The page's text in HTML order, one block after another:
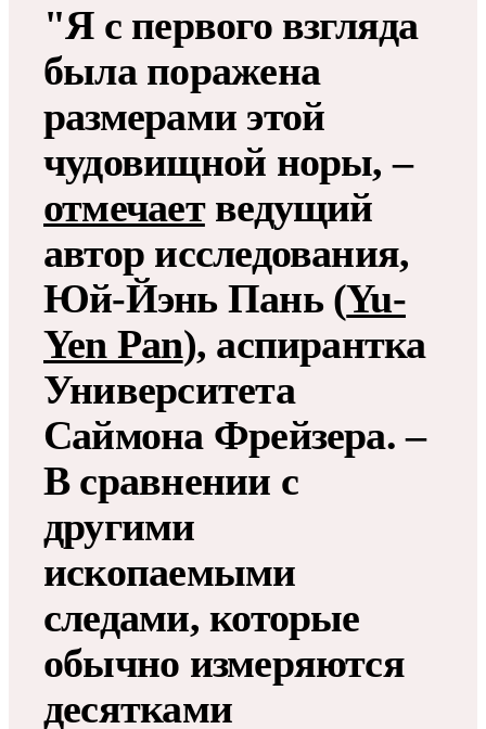
"Я с первого взгляда
была поражена
размерами этой
чудовищной норы, –
отмечаетведущий
автор исследования,
Юй-Йэнь Пань (Yu-
Yen Pan), аспирантка
Университета
Саймона Фрейзера. –
В сравнении с
другими
ископаемыми
следами, которые
обычно измеряются
десятками